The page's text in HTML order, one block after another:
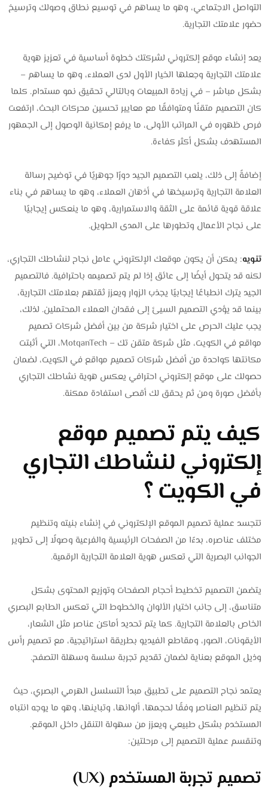
التواصل الاجتماعي، وهو ما يساهم في توسيع نطاق وصولك وترسيخ
حضور علامتك التجارية.
يعد إنشاء موقع إلكتروني لشركتك خطوة أساسية في تعزيز هوية
علامتك التجارية وجعلها الخيار الأول لدى العملاء، وهو ما يساهم –
بشكل مباشر – في زيادة المبيعات وبالتالي تحقيق نمو مستدام. كلما
كان التصميم متقنًا ومتوافقًا مع معايير تحسين محركات البحث، ارتفعت
فرص ظهوره في المراتب الأولى، ما يرفع إمكانية الوصول إلى الجمهور
المستهدف بشكل أكثر كفاءة.
إضافةً إلى ذلك، يلعب التصميم الجيد دورًا جوهريًا في توضيح رسالة
العلامة التجارية وترسيخها في أذهان العملاء، وهو ما يساهم في بناء
علاقة قوية قائمة على الثقة والاستمرارية، وهو ما ينعكس إيجابيًا
على نجاح الأعمال وتطورها على المدى الطويل.
تنويه: يمكن أن يكون موقعك الإلكتروني عامل نجاح لنشاطك التجاري،
لكنه قد يتحول أيضًا إلى عائق إذا لم يتم تصميمه باحترافية. فالتصميم
الجيد يترك انطباعًا إيجابيًا يجذب الزوار ويعزز ثقتهم بعلامتك التجارية،
بينما قد يؤدي التصميم السيئ إلى فقدان العملاء المحتملين. لذلك،
يجب عليك الحرص على اختيار شركة من بين أفضل شركات تصميم
مواقع في الكويت، مثل شركة متقن تك – MotqanTech، التي أثبتت
مكانتها كواحدة من أفضل شركات تصميم مواقع في الكويت، لضمان
حصولك على موقع إلكتروني احترافي يعكس هوية نشاطك التجاري
بأفضل صورة ومن ثم يحقق لك أقصى استفادة ممكنة.
كيف يتم تصميم موقع
إلكتروني لنشاطك التجاري
في الكويت ؟
تتجسد عملية تصميم الموقع الإلكتروني في إنشاء بنيته وتنظيم
مختلف عناصره، بدءًا من الصفحات الرئيسية والفرعية وصولًا إلى تطوير
الجوانب البصرية التي تعكس هوية العلامة التجارية الرقمية.
يتضمن التصميم تخطيط أحجام الصفحات وتوزيع المحتوى بشكل
متناسق، إلى جانب اختيار الألوان والخطوط التي تعكس الطابع البصري
الخاص بالعلامة التجارية. كما يتم تحديد أماكن عناصر مثل الشعار،
الأيقونات، الصور، ومقاطع الفيديو بطريقة استراتيجية، مع تصميم رأس
وذيل الموقع بعناية لضمان تقديم تجربة سلسة وسهلة التصفح.
يعتمد نجاح التصميم على تطبيق مبدأ التسلسل الهرمي البصري، حيث
يتم تنظيم العناصر وفقًا لحجمها، ألوانها، وتباينها، وهو ما يوجه انتباه
المستخدم بشكل طبيعي ويعزز من سهولة التنقل داخل الموقع.
وتنقسم عملية التصميم إلى مرحلتين:
تصميم تجربة المستخدم (UX)